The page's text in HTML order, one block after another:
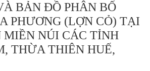
BẢN ĐỒ PHÂN BỐ
PHƯƠNG (LỢN CỎ) TẠI
MIỀN NÚI CÁC TỈNH
THỪA THIÊN HUẾ,